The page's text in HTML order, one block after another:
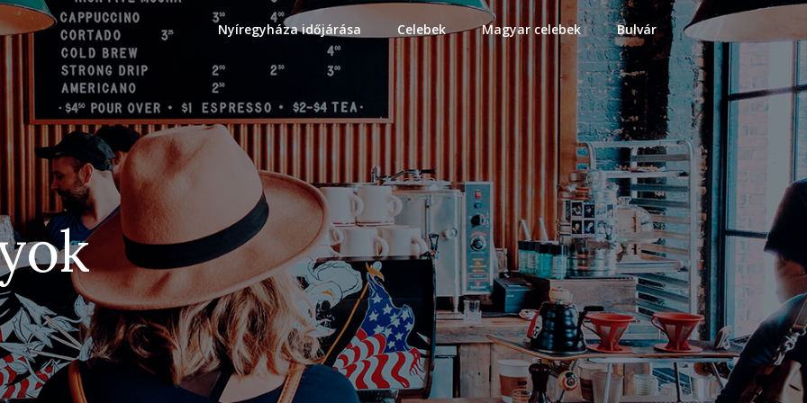
Nyíregyháza időjárása Celebek Magyar celebek Bulvár